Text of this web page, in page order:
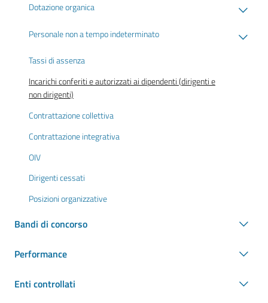
Dotazione organica
Personale non a tempo indeterminato
Tassi di assenza
Incarichi conferiti e autorizzati ai dipendenti (dirigenti e
non dirigenti)
Contrattazione collettiva
Contrattazione integrativa
OIV
Dirigenti cessati
Posizioni organizzative
Bandi di concorso
Performance
Enti controllati